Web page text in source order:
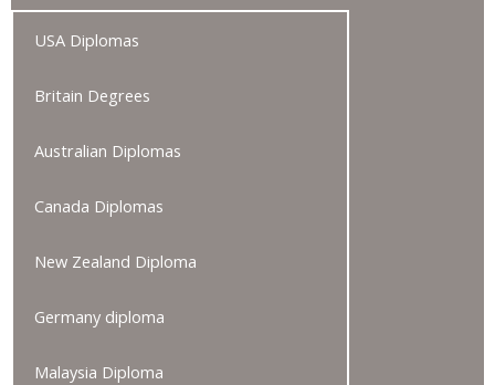
USA Diplomas
Britain Degrees
Australian Diplomas
Canada Diplomas
New Zealand Diploma
Germany diploma
Malaysia Diploma